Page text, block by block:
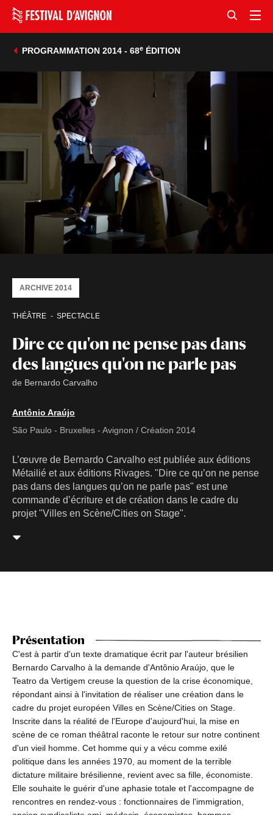
PROGRAMMATION 2014 - 68eÉDITION
Dire ce qu'on ne pense pas dans
des langues qu'on ne parle pas
de Bernardo Carvalho
THÉÂTRE SPECTACLE
ARCHIVE 2014
Antônio Araújo
São Paulo - Bruxelles - Avignon / Création 2014
L’œuvre de Bernardo Carvalho est publiée aux éditions
Métailié et aux éditions Rivages. "Dire ce qu’on ne pense
pas dans des langues qu’on ne parle pas" est une
commande d’écriture et de création dans le cadre du
projet "Villes en Scène/Cities on Stage".
Présentation
C'est à partir d'un texte dramatique écrit par l'auteur brésilien
Bernardo Carvalho à la demande d'Antônio Araújo, que le
Teatro da Vertigem creuse la question de la crise économique,
répondant ainsi à l'invitation de réaliser une création dans le
cadre du projet européen Villes en Scène/Cities on Stage.
Inscrite dans la réalité de l'Europe d'aujourd'hui, la mise en
scène de ce roman théâtral raconte le retour sur notre continent
d'un vieil homme. Cet homme qui y a vécu comme exilé
politique dans les années 1970, au moment de la terrible
dictature militaire brésilienne, revient avec sa fille, économiste.
Elle souhaite le guérir d'une aphasie totale et l'accompagne de
rencontres en rendez-vous : fonctionnaires de l'immigration,